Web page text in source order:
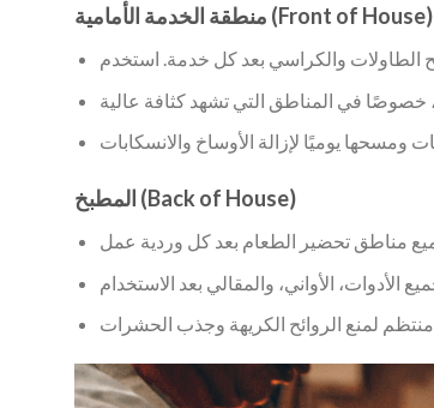
منطقة الخدمة الأمامية (Front of House)
المطبخ (Back of House)